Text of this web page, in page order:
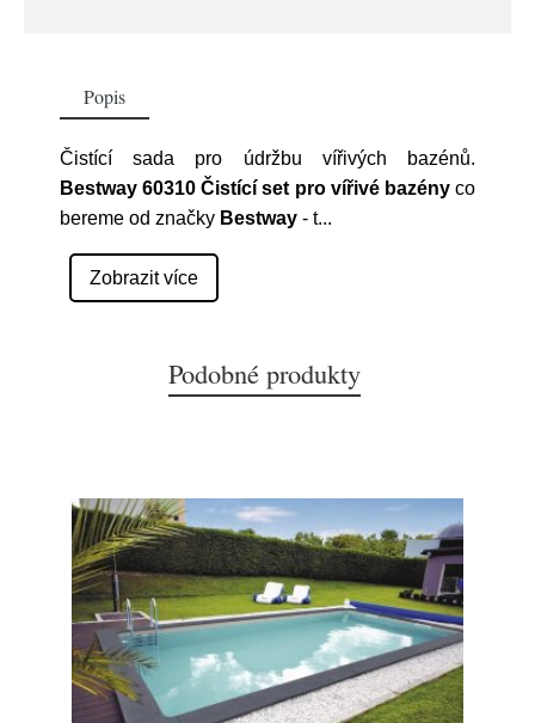
Popis
Čistící sada pro údržbu vířivých bazénů.
Bestway 60310 Čistící set pro vířivé bazényco
bereme od značky Bestway - t...
Zobrazit více
Podobné produkty